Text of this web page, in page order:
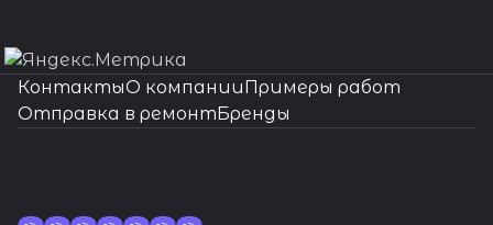
КонтактыО компанииПримеры работ
Отправка в ремонтБренды